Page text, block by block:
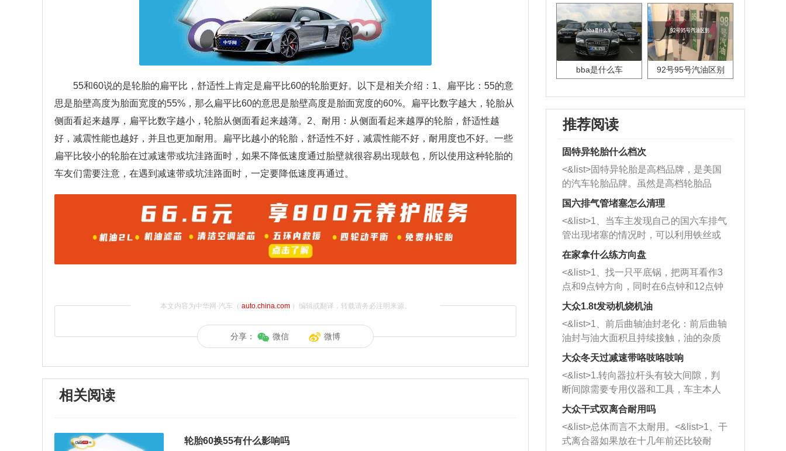
55和60说的是轮胎的扁平比，舒适性上肯定是扁平比60的轮胎更好。以下是相关介绍：1、扁平比：55的意
思是胎壁高度为胎面宽度的55%，那么扁平比60的意思是胎壁高度是胎面宽度的60%。扁平比数字越大，轮胎从
侧面看起来越厚，扁平比数字越小，轮胎从侧面看起来越薄。2、耐用：从侧面看起来越厚的轮胎，舒适性越
好，减震性能也越好，并且也更加耐用。扁平比越小的轮胎，舒适性不好，减震性能不好，耐用度也不好。一些
扁平比较小的轮胎在过减速带或坑洼路面时，如果不降低速度通过胎壁就很容易出现鼓包，所以使用这种轮胎的
车友们需要注意，在遇到减速带或坑洼路面时，一定要降低速度再通过。
本文内容为中华网·汽车（ auto.china.com）编辑或翻译，转载请务必注明来源。
分享： 微信 微博
相关阅读
轮胎60换55有什么影响吗
bba是什么车 92号95号汽油区别
推荐阅读
固特异轮胎什么档次
<&list>固特异轮胎是高档品牌，是美国
的汽车轮胎品牌。虽然是高档轮胎品
牌，但是中高低端的轮胎都有生产，这
也是为了更好的开拓市场。
国六排气管堵塞怎么清理
<&list>1、当车主发现自己的国六车排气
管出现堵塞的情况时，可以利用铁丝或
者是细棍，直接将杂物给取出来，如果
堵塞情况比较严重，也可以采取应急措
施。 <&list>2、直接利用木棍将所有的
杂物推到排气管里面的位置处，然后将
三元催化器拆解开，就可以将堵塞的东
西取出来。但如果是因为积碳过多引起
的堵塞，就需要将三元催化器泡在草酸
洗剂对堵塞的情况得到解决，将清洗剂
放在燃油箱中，与燃油混合后，车辆启
动时，就可以和汽油一起进入到燃烧
室，最后形成废气排出，就可以让三元
催化器得到清洗，排气管堵塞的情况就
能够得到解决。
在家拿什么练方向盘
<&list>1、找一只平底锅，把两耳看作3
点和9点钟方向，同时在6点钟和12点钟
方向做一个标记。 <&list>2、双手握住
一圈半的练习，往右同样也要打相同的
圈数。 <&list>3、最后强调要反复练
习，这样就可以形成肌肉记忆，在真实
驾驶车辆时，不需要记忆也能打好方
向。
大众1.8t发动机烧机油
<&list>1、前后曲轴油封老化：前后曲轴
油封与油大面积且持续接触，油的杂质
和发动机内持续温度变化使其密封效果
逐渐减弱，导致渗油或漏油。<&list>2、
活塞间隙过大：积碳会使活塞环与缸体
的间隙扩大，导致机油流入燃烧室中，
造成烧机油。<&list>3、机油粘度。使用
机油粘度过小的话，同样会有烧机油现
象，机油粘度过小具有很好的流动性，
大众冬天过减速带咯吱咯吱响
<&list>1.转向器拉杆头有较大间隙，判
断间隙需要专用仪器和工具，车主本人
无法制作，需要将车辆送到修理厂或4s
店；<&list>2.车辆半轴套管防尘罩破
裂，破裂后会出现漏油现象，使半轴磨
损严重，磨损的半轴容易损坏，产生异
大众干式双离合耐用吗
<&list>总体而言不太耐用。<&list>1、干
式离合器如果放在十几年前还比较耐